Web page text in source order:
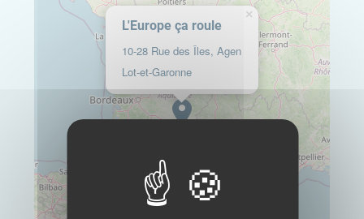
L'Europe ça roule
10-28 Rue des Îles, Agen
Lot-et-Garonne
×